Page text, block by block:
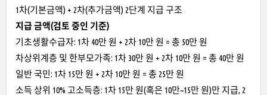
1차(기본금액) + 2차(추가금액) 2단계 지급 구조
지급 금액(검토 중인 기준)
기초생활수급자: 1차 40만 원 + 2차 10만 원 = 총 50만 원
차상위계층 및 한부모가족: 1차 30만 원 + 2차 10만 원 = 총 40만 원
일반 국민: 1차 15만 원 + 2차 10만 원 = 총 25만 원
소득 상위 10% 고소득층: 1차 15만 원(혹은 10만~15만 원)만 지급, 2